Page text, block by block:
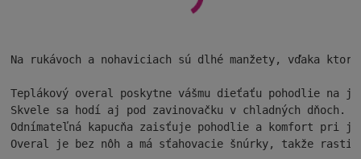
Na rukávoch a nohaviciach sú dlhé manžety, vďaka
Teplákový overal poskytne vášmu dieťaťu pohodlie na
Skvele sa hodí aj pod zavinovačku v chladných dňoch.
Odnímateľná kapucňa zaisťuje pohodlie a komfort pri
Overal je bez nôh a má sťahovacie šnúrky, takže